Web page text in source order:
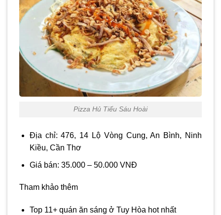
Pizza Hủ Tiếu Sáu Hoài
Địa chỉ: 476, 14 Lộ Vòng Cung, An Bình, Ninh
Kiều, Cần Thơ
Giá bán: 35.000 – 50.000 VNĐ
Tham khảo thêm
Top 11+ quán ăn sáng ở Tuy Hòa hot nhất